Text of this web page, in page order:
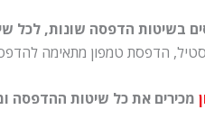
בשיטות הדפסה שונות, לכל
הדפסת טמפון מתאימה
מכירים את כל שיטות ההדפסה